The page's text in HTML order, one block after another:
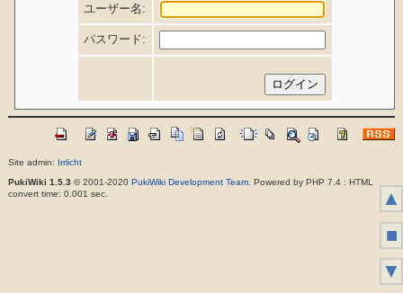
ユーザー名:
パスワード:
Site admin: Irrlicht
PukiWiki 1.5.3 © 2001-2020 PukiWiki Development Team. Powered by PHP 7.4 : HTML
convert time: 0.001 sec.
▲
■
▼